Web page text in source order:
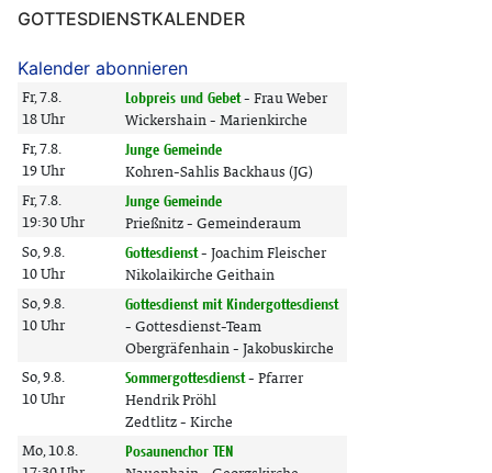
GOTTESDIENSTKALENDER
Kalender abonnieren